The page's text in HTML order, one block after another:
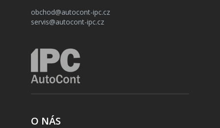
obchod@autocont-ipc.cz
servis@autocont-ipc.cz
O NÁS